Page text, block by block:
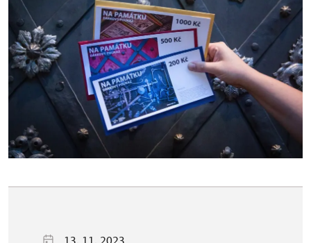
13. 11. 2023